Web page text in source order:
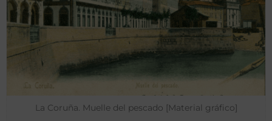
La Coruña. Muelle del pescado [Material gráfico]